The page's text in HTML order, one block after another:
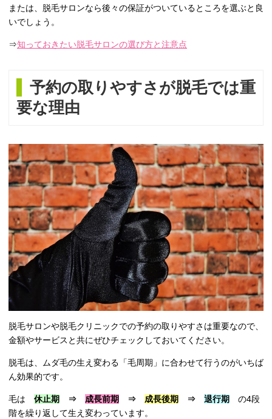
または、脱毛サロンなら後々の保証がついているところを選ぶと良
いでしょう。
⇒知っておきたい脱毛サロンの選び方と注意点
予約の取りやすさが脱毛では重
要な理由
脱毛サロンや脱毛クリニックでの予約の取りやすさは重要なので、
金額やサービスと共にぜひチェックしておいてください。
脱毛は、ムダ毛の生え変わる「毛周期」に合わせて行うのがいちば
ん効果的です。
毛は 休止期 ⇒ 成長前期 ⇒ 成長後期 ⇒ 退行期
の4段
階を繰り返して生え変わっています。